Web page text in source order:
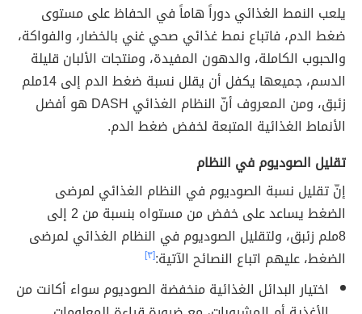
يلعب النمط الغذائي دوراً هاماً في الحفاظ على مستوى
ضغط الدم، فاتباع نمط غذائي صحي غني بالخضار، والفواكة،
والحبوب الكاملة، والدهون المفيدة، ومنتجات الألبان قليلة
الدسم، جميعها يكفل أن يقلل نسبة ضغط الدم إلى 14ملم
زئبق، ومن المعروف أنّ النظام الغذائي DASH هو أفضل
الأنماط الغذائية المتبعة لخفض ضغط الدم.
تقليل الصوديوم في النظام
إنّ تقليل نسبة الصوديوم في النظام الغذائي لمرضى
الضغط يساعد على خفض من مستواه بنسبة من 2 إلى
8ملم زئبق، ولتقليل الصوديوم في النظام الغذائي لمرضى
الضغط، عليهم اتباع النصائح الآتية:[٣]
اختيار البدائل الغذائية منخفضة الصوديوم سواء أكانت من